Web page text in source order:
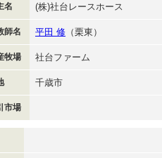
名 (株)社台レースホース
師名 平田 修 （栗東）
牧場 社台ファーム
千歳市
市場